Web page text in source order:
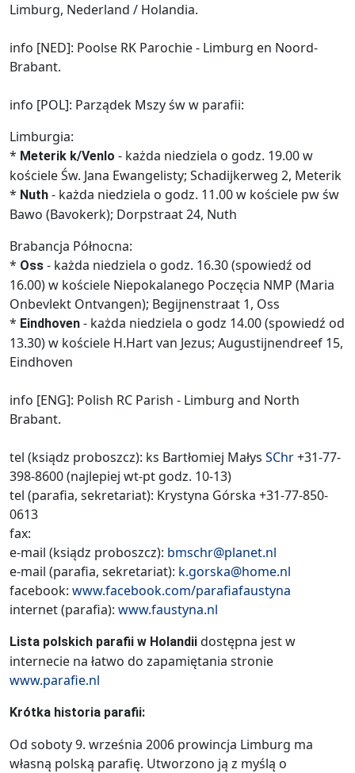
Limburg, Nederland / Holandia.
info [NED]: Poolse RK Parochie - Limburg en Noord-
Brabant.
info [POL]: Parządek Mszy św w parafii:
Limburgia:
* Meterik k/Venlo - każda niedziela o godz. 19.00 w
kościele Św. Jana Ewangelisty; Schadijkerweg 2, Meterik
* Nuth - każda niedziela o godz. 11.00 w kościele pw św
Bawo (Bavokerk); Dorpstraat 24, Nuth
Brabancja Północna:
* Oss - każda niedziela o godz. 16.30 (spowiedź od
16.00) w kościele Niepokalanego Poczęcia NMP (Maria
Onbevlekt Ontvangen); Begijnenstraat 1, Oss
* Eindhoven - każda niedziela o godz 14.00 (spowiedź od
13.30) w kościele H.Hart van Jezus; Augustijnendreef 15,
Eindhoven
info [ENG]: Polish RC Parish - Limburg and North
Brabant.
tel (ksiądz proboszcz): ks Bartłomiej Małys SChr+31-77-
398-8600 (najlepiej wt-pt godz. 10-13)
tel (parafia, sekretariat): Krystyna Górska +31-77-850-
0613
fax:
e-mail (ksiądz proboszcz): bmschr@planet.nl
e-mail (parafia, sekretariat): k.gorska@home.nl
facebook: www.facebook.com/parafiafaustyna
internet (parafia): www.faustyna.nl
Lista polskich parafii w Holandii dostępna jest w
internecie na łatwo do zapamiętania stronie
www.parafie.nl
Krótka historia parafii:
Od soboty 9. września 2006 prowincja Limburg ma
własną polską parafię. Utworzono ją z myślą o